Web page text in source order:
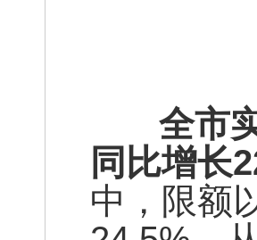
全市实
同比增长
中，限额